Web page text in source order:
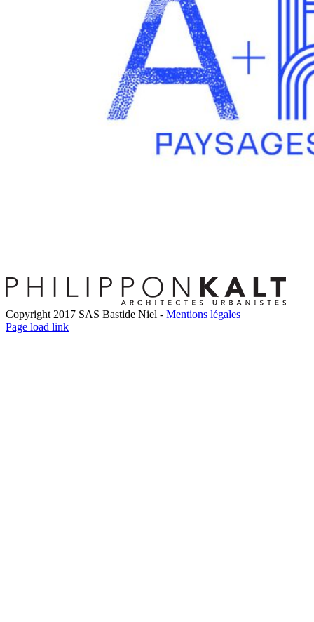
Copyright 2017 SAS Bastide Niel - Mentions légales
Facebook
Twitter
LinkedIn
Instagram
Pinterest
Page load link